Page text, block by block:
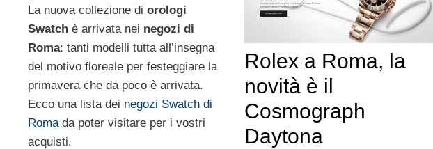
La nuova collezione di orologi
Swatch è arrivata nei negozi di
Roma: tanti modelli tutta all’insegna
del motivo floreale per festeggiare la
primavera che da poco è arrivata.
Ecco una lista dei negozi Swatch di
Roma da poter visitare per i vostri
acquisti.
Rolex a Roma, la
novità è il
Cosmograph
Daytona